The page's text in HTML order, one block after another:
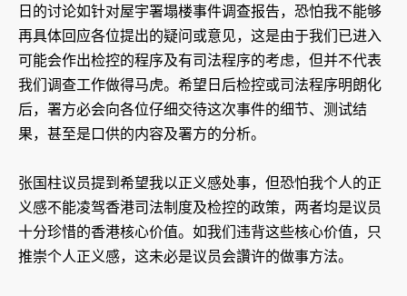
日的讨论如针对屋宇署塌楼事件调查报告，恐怕我不能够
再具体回应各位提出的疑问或意见，这是由于我们已进入
可能会作出检控的程序及有司法程序的考虑，但并不代表
我们调查工作做得马虎。希望日后检控或司法程序明朗化
后，署方必会向各位仔细交待这次事件的细节、测试结
果，甚至是口供的内容及署方的分析。
张国柱议员提到希望我以正义感处事，但恐怕我个人的正
义感不能凌驾香港司法制度及检控的政策，两者均是议员
十分珍惜的香港核心价值。如我们违背这些核心价值，只
推崇个人正义感，这未必是议员会讚许的做事方法。